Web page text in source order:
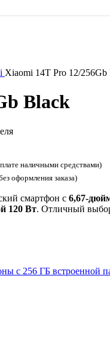
Xiaomi 14T Pro 12/256Gb
Black
наличными средствами)
оформления заказа)
смартфон с 6,67-
120 Вт. Отличный
с 256 ГБ встроенной